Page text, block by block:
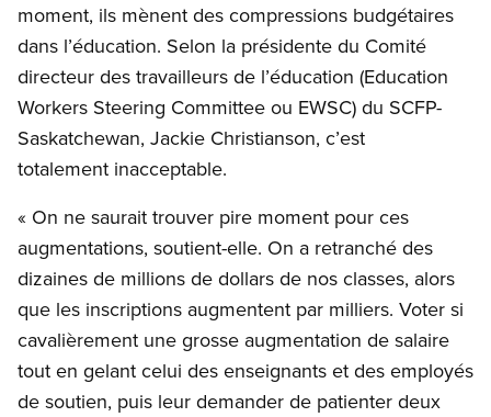
moment, ils mènent des compressions budgétaires
dans l’éducation. Selon la présidente du Comité
directeur des travailleurs de l’éducation (Education
Workers Steering Committee ou EWSC) du SCFP-
Saskatchewan, Jackie Christianson, c’est
totalement inacceptable.
« On ne saurait trouver pire moment pour ces
augmentations, soutient-elle. On a retranché des
dizaines de millions de dollars de nos classes, alors
que les inscriptions augmentent par milliers. Voter si
cavalièrement une grosse augmentation de salaire
tout en gelant celui des enseignants et des employés
de soutien, puis leur demander de patienter deux